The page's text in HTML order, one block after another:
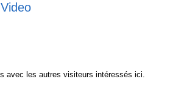
avec les autres visiteurs intéressés ici.